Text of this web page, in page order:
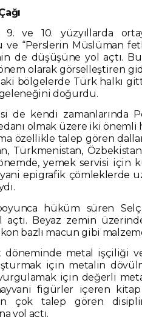
ve 10. yüzyıllarda
“Perslerin Müslüman
de düşüşüne yol açtı.
olarak görselleştiren
bölgelerde Türk halkı
doğurdu.
de kendi zamanlarında
olmak üzere iki önemli
özellikle talep gören
Türkmenistan,
yemek servisi için
epigrafik çömleklerde
hüküm süren
açtı. Beyaz zemin
bazlı macun gibi
döneminde metal işçiliği
için metalin
için değerli
figürler içeren kitap
çok talep gören
yol açtı.